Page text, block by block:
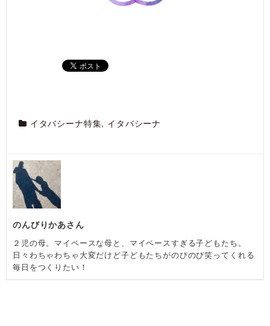
イタバシーナ特集, イタバシーナ
のんびりかあさん
２児の母。マイペースな母と、マイペースすぎる子どもたち。
日々わちゃわちゃ大変だけど子どもたちがのびのび笑ってくれる
毎日をつくりたい！